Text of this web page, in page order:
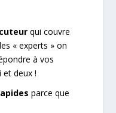
qui couvre
« experts » on
à vos
deux !
parce que